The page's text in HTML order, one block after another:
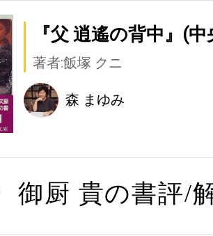
『父 逍遙の背中』(
著者:飯塚 クニ
森 まゆみ
御厨 貴の書評/